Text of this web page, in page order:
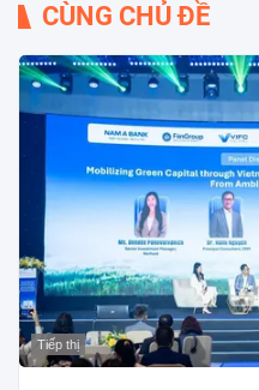
CÙNG CHỦ ĐỀ
Tiếp thị